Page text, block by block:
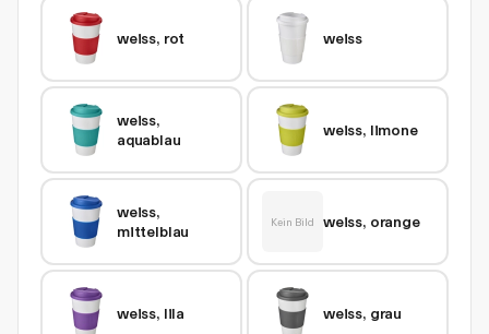
weiss, rot weiss
weiss,
aquablau
weiss, limone
weiss,
mittelblau
Kein Bild weiss, orange
weiss, lila weiss, grau